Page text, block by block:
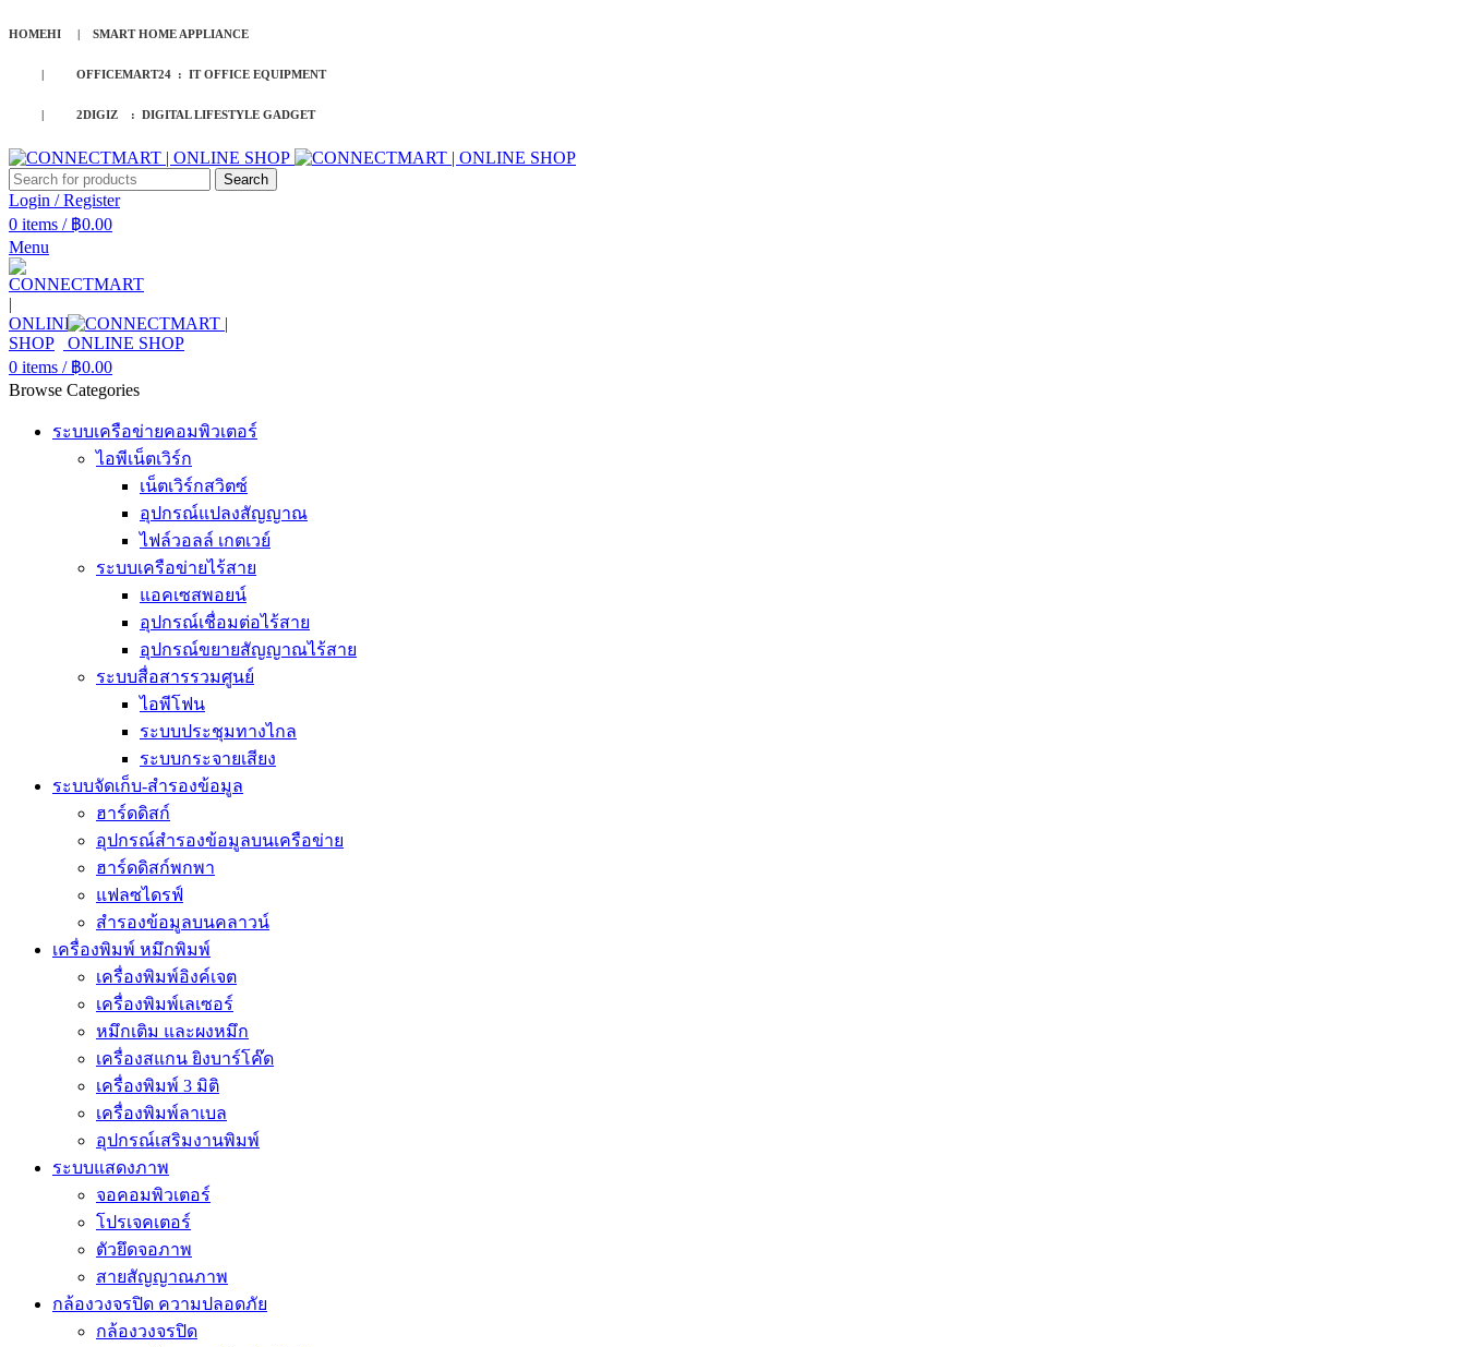
HOMEHI | SMART HOME APPLIANCE
| OFFICEMART24 : IT OFFICE EQUIPMENT
| 2DIGIZ : DIGITAL LIFESTYLE GADGET
Search
Login / Register
0 items / ฿0.00
Menu
0 items / ฿0.00
Browse Categories
ระบบเครือข่ายคอมพิวเตอร์
ไอพีเน็ตเวิร์ก
เน็ตเวิร์กสวิตซ์
อุปกรณ์แปลงสัญญาณ
ไฟล์วอลล์ เกตเวย์
ระบบเครือข่ายไร้สาย
แอคเซสพอยน์
อุปกรณ์เชื่อมต่อไร้สาย
อุปกรณ์ขยายสัญญาณไร้สาย
ระบบสื่อสารรวมศูนย์
ไอพีโฟน
ระบบประชุมทางไกล
ระบบกระจายเสียง
ระบบจัดเก็บ-สำรองข้อมูล
ฮาร์ดดิสก์
อุปกรณ์สำรองข้อมูลบนเครือข่าย
ฮาร์ดดิสก์พกพา
แฟลซไดรฟ์
สำรองข้อมูลบนคลาวน์
เครื่องพิมพ์ หมึกพิมพ์
เครื่องพิมพ์อิงค์เจต
เครื่องพิมพ์เลเซอร์
หมึกเติม และผงหมึก
เครื่องสแกน ยิงบาร์โค๊ด
เครื่องพิมพ์ 3 มิติ
เครื่องพิมพ์ลาเบล
อุปกรณ์เสริมงานพิมพ์
ระบบแสดงภาพ
จอคอมพิวเตอร์
โปรเจคเตอร์
ตัวยึดจอภาพ
สายสัญญาณภาพ
กล้องวงจรปิด ความปลอดภัย
กล้องวงจรปิด